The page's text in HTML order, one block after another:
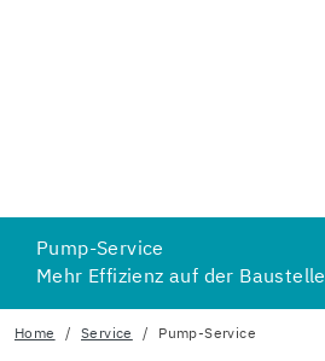
Pump-Service
Mehr Effizienz auf der Baustelle
Home Service Pump-Service